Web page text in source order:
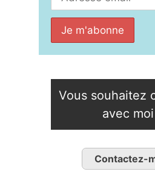
Vous souhaitez
avec
Contactez-